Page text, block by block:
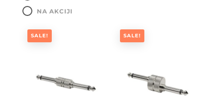
NA AKCIJI
SALE! SALE!